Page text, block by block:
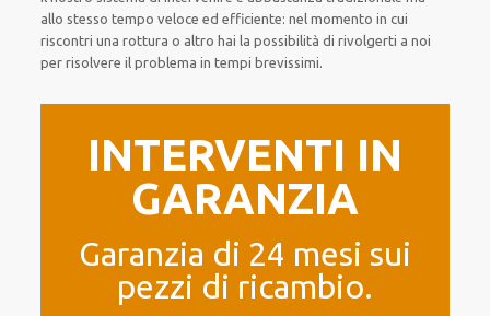
allo stesso tempo veloce ed efficiente: nel momento in cui
riscontriuna rottura o altro hai la possibilità di rivolgerti a noi
perrisolvere ilproblema in tempi brevissimi.
INTERVENTI IN
GARANZIA
Garanzia di 24 mesi sui
pezzi di ricambio.